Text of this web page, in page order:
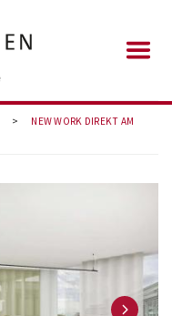
>
NEW WORK DIREKT AM